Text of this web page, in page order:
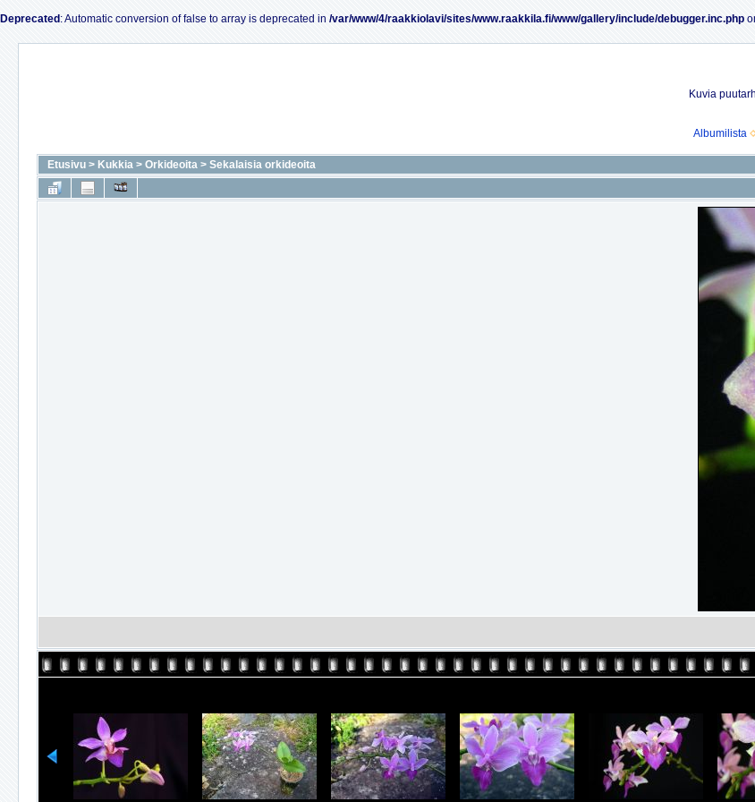
Deprecated : Automatic conversion of false to array is deprecated in /var/www/4/raakkiolavi/sites/www.raakkila.fi/www/gallery/include/debugger.inc.php
Kuvia
Albumilista
Etusivu > Kukkia > Orkideoita > Sekalaisia orkideoita